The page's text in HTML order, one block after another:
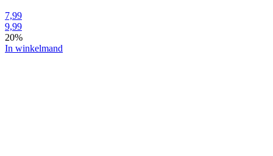
7,99
9,99
20%
In winkelmand